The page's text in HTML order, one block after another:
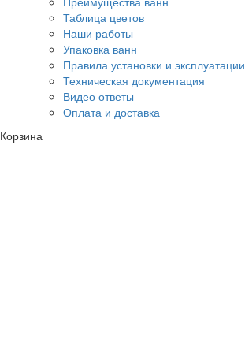
Таблица цветов
Наши работы
Упаковка ванн
Правила установки и эксплуатации
Техническая документация
Видео ответы
Оплата и доставка
Корзина